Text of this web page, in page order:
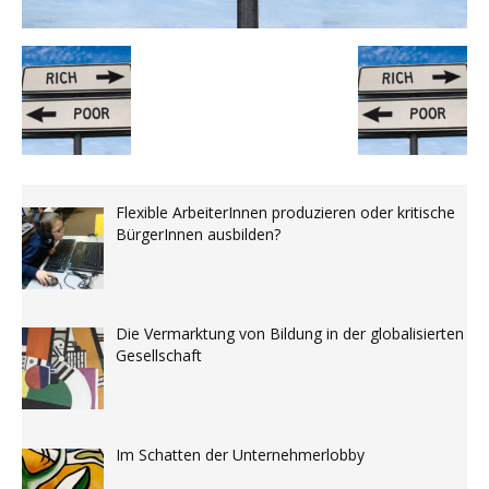
Flexible ArbeiterInnen produzieren oder kritische
BürgerInnen ausbilden?
Die Vermarktung von Bildung in der globalisierten
Gesellschaft
Im Schatten der Unternehmerlobby